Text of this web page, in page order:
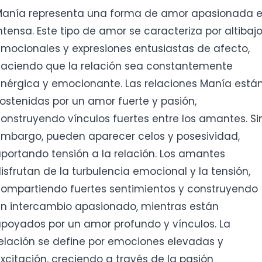
representa una forma de amor apasionada e
Este tipo de amor se caracteriza por
y expresiones entusiastas de afecto,
que la relación sea constantemente
y emocionante. Las relaciones Manía
por un amor fuerte y pasión,
vínculos fuertes entre los amantes.
pueden aparecer celos y posesividad,
tensión a la relación. Los amantes
de la turbulencia emocional y la tensión,
fuertes sentimientos y construyendo
intercambio apasionado, mientras están
por un amor profundo y vínculos. La
se define por emociones elevadas y
creciendo a través de la pasión